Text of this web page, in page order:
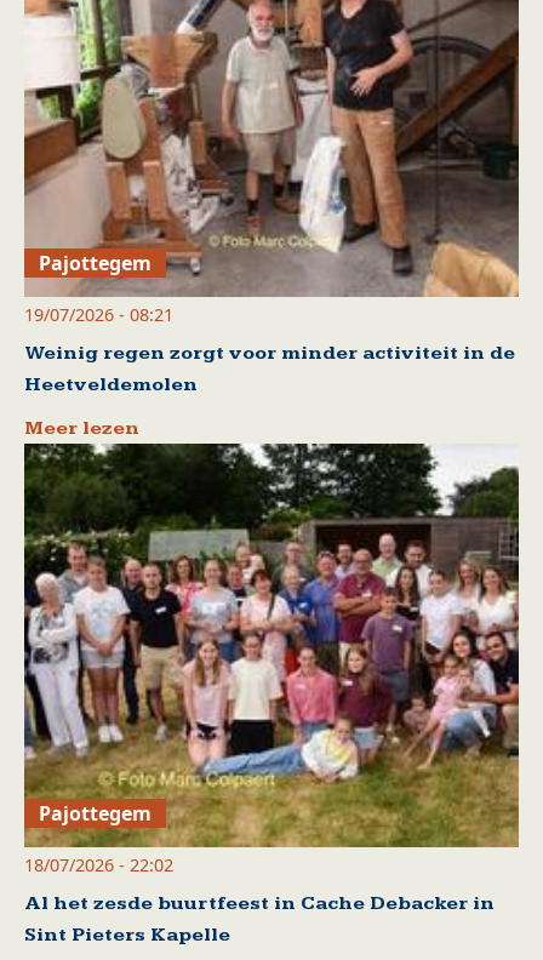
Pajottegem
19/07/2026 - 08:21
Weinig regen zorgt voor minder activiteit in de
Heetveldemolen
Meer lezen
Pajottegem
18/07/2026 - 22:02
Al het zesde buurtfeest in Cache Debacker in
Sint Pieters Kapelle